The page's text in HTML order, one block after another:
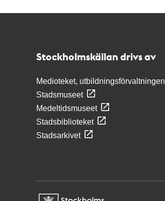
Stockholmskällan drivs av
Medioteket, utbildningsförvaltningen
Stadsmuseet
Medeltidsmuseet
Stadsbiblioteket
Stadsarkivet